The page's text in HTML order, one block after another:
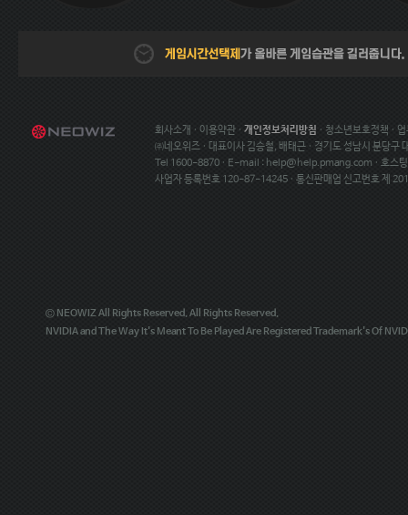
회사소개 · 이용약관 · 개인정보처리방침 · 청소년보호정책 ·
㈜네오위즈 · 대표이사 김승철, 배태근 · 경기도 성남시 분당구
Tel 1600-8870 · E-mail : help@help.pmang.com · 호스
사업자 등록번호 120-87-14245 · 통신판매업 신고번호 제
© NEOWIZ All Rights Reserved. All Rights Reserved.
NVIDIA and The Way It's Meant To Be Played Are Registered Trademark's Of